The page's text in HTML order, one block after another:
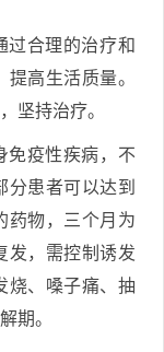
过合理的治疗和
高生活质量。
坚持治疗。
免疫性疾病，不
分患者可以达到
药物，三个月为
发，需控制诱发
烧、嗓子痛、抽
期。